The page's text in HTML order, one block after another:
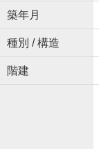
築年月
種別 / 構造
階建